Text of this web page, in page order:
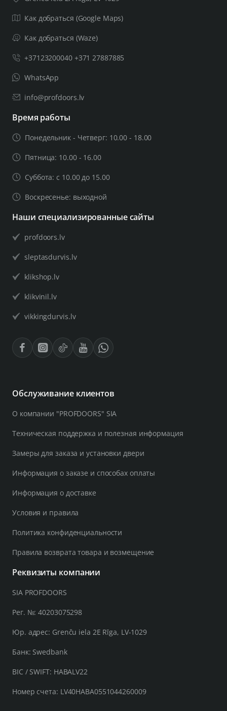
Как добраться (Google Maps)
Как добраться (Waze)
+37123200040 +371 27887885
WhatsApp
info@profdoors.lv
Время работы
Понедельник - Четверг: 10.00 - 18.00
Пятница: 10.00 - 16.00
Суббота: с 10.00 до 15.00
Воскресенье: выходной
Наши специализированные сайты
profdoors.lv
sleptasdurvis.lv
klikshop.lv
klikvinil.lv
vikkingdurvis.lv
Обслуживание клиентов
О компании "PROFDOORS" SIA
Техническая поддержка и полезная информация
Замеры для заказа и установки двери
Информация о заказе и способах оплаты
Информация о доставке
Условия и правила
Политика конфиденциальности
Правила возврата товара и возмещение
Реквизиты компании
SIA PROFDOORS
Рег. №: 40203075298
Юр. адрес: Grenču iela 2E Rīga, LV-1029
Банк: Swedbank
BIC / SWIFT: HABALV22
Номер счета: LV40HABA0551044260009